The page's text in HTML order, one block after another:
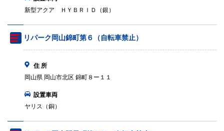
新型アクア ＨＹＢＲＩＤ（銀）
リパーク岡山錦町第６（自転車禁止）
住 所
岡山県 岡山市北区 錦町８ー１１
設置車両
ヤリス（銅）